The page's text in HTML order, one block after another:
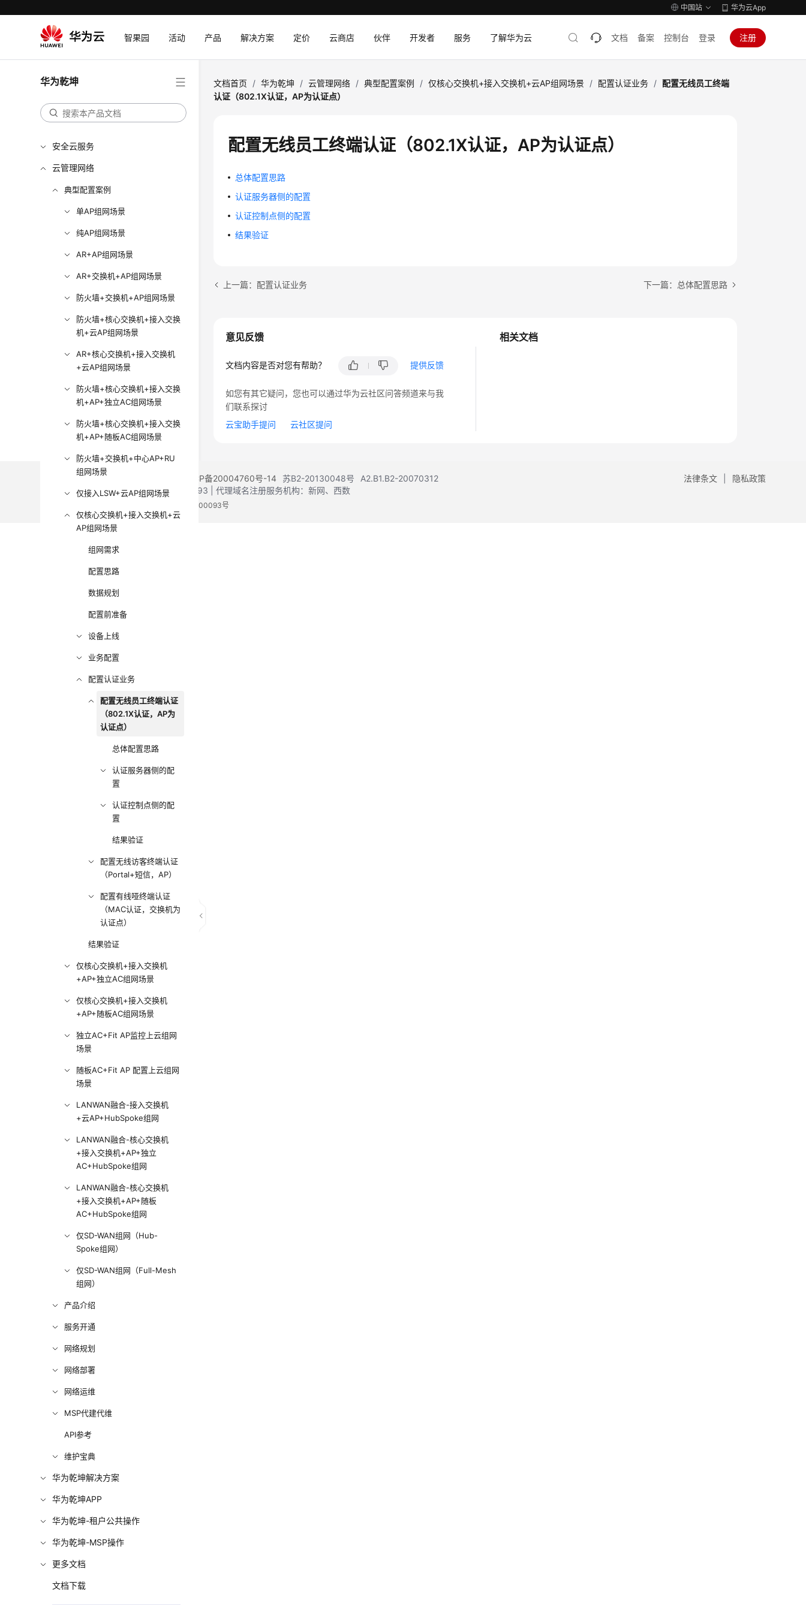
中国站 华为云App
智果园 活动 产品 解决方案 定价 云商店 伙伴 开发者 服务 了解华为云 文档 备案 控制台 登录 注册
华为乾坤
安全云服务
云管理网络
典型配置案例
单AP组网场景
纯AP组网场景
AR+AP组网场景
AR+交换机+AP组网场景
防火墙+交换机+AP组网场景
防火墙+核心交换机+接入交换
机+云AP组网场景
AR+核心交换机+接入交换机
+云AP组网场景
防火墙+核心交换机+接入交换
机+AP+独立AC组网场景
防火墙+核心交换机+接入交换
机+AP+随板AC组网场景
防火墙+交换机+中心AP+RU
组网场景
仅接入LSW+云AP组网场景
仅核心交换机+接入交换机+云
AP组网场景
组网需求
配置思路
数据规划
配置前准备
设备上线
业务配置
配置认证业务
配置无线员工终端认证
（802.1X认证，AP为
认证点）
总体配置思路
认证服务器侧的配
置
认证控制点侧的配
置
结果验证
配置无线访客终端认证
（Portal+短信，AP）
配置有线哑终端认证
（MAC认证，交换机为
认证点）
结果验证
仅核心交换机+接入交换机
+AP+独立AC组网场景
仅核心交换机+接入交换机
+AP+随板AC组网场景
独立AC+Fit AP监控上云组网
场景
随板AC+Fit AP 配置上云组网
场景
LANWAN融合-接入交换机
+云AP+HubSpoke组网
LANWAN融合-核心交换机
+接入交换机+AP+独立
AC+HubSpoke组网
LANWAN融合-核心交换机
+接入交换机+AP+随板
AC+HubSpoke组网
仅SD-WAN组网（Hub-
Spoke组网）
仅SD-WAN组网（Full-Mesh
组网）
产品介绍
服务开通
网络规划
网络部署
网络运维
MSP代建代维
API参考
维护宝典
华为乾坤解决方案
华为乾坤APP
华为乾坤-租户公共操作
华为乾坤-MSP操作
更多文档
文档下载
文档首页 / 华为乾坤 / 云管理网络 / 典型配置案例 / 仅核心交换机+接入交换机+云AP组网场景 / 配置认证业务 / 配置无线员工终端
认证（802.1X认证，AP为认证点）
配置无线员工终端认证（802.1X认证，AP为认证点）
总体配置思路
认证服务器侧的配置
认证控制点侧的配置
结果验证
上一篇：配置认证业务 下一篇：总体配置思路
相关文档
意见反馈
文档内容是否对您有帮助？ 提供反馈
如您有其它疑问，您也可以通过华为云社区问答频道来与我
们联系探讨
云宝助手提问
云社区提问
法律条文 隐私政策
©2026 Huaweicloud.com 版权所有 黔ICP备20004760号-14 苏B2-20130048号
A2.B1.B2-20070312
增值电信业务经营许可证：B1.B2-20200593 | 代理域名注册服务机构：新网、西数
贵公网安备 52990002000093号